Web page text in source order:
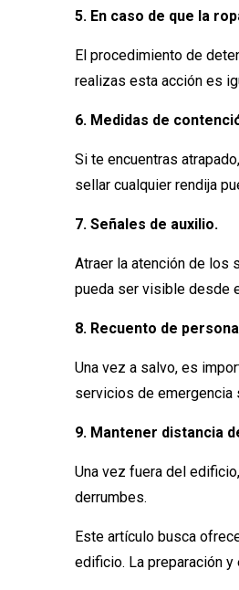
5. En caso de que la
El procedimiento de
realizas esta acción es
6. Medidas de
Si te encuentras
sellar cualquier rendija
7. Señales de auxilio.
Atraer la atención de los
pueda ser visible desde
8. Recuento de
Una vez a salvo, es
servicios de emergencia
9. Mantener distancia
Una vez fuera del
derrumbes.
Este artículo busca
edificio. La preparación